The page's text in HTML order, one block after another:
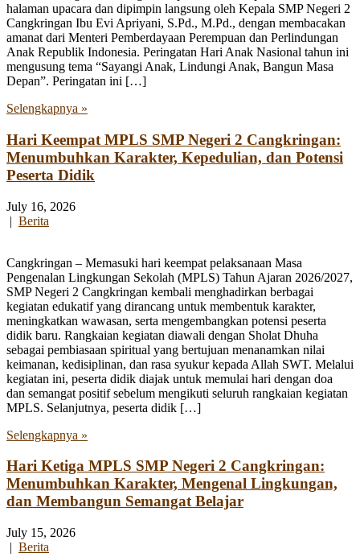
halaman upacara dan dipimpin langsung oleh Kepala SMP Negeri 2
Cangkringan Ibu Evi Apriyani, S.Pd., M.Pd., dengan membacakan
amanat dari Menteri Pemberdayaan Perempuan dan Perlindungan
Anak Republik Indonesia. Peringatan Hari Anak Nasional tahun ini
mengusung tema “Sayangi Anak, Lindungi Anak, Bangun Masa
Depan”. Peringatan ini […]
Selengkapnya »
Hari Keempat MPLS SMP Negeri 2 Cangkringan:
Menumbuhkan Karakter, Kepedulian, dan Potensi
Peserta Didik
July 16, 2026
| Berita
Cangkringan – Memasuki hari keempat pelaksanaan Masa
Pengenalan Lingkungan Sekolah (MPLS) Tahun Ajaran 2026/2027,
SMP Negeri 2 Cangkringan kembali menghadirkan berbagai
kegiatan edukatif yang dirancang untuk membentuk karakter,
meningkatkan wawasan, serta mengembangkan potensi peserta
didik baru. Rangkaian kegiatan diawali dengan Sholat Dhuha
sebagai pembiasaan spiritual yang bertujuan menanamkan nilai
keimanan, kedisiplinan, dan rasa syukur kepada Allah SWT. Melalui
kegiatan ini, peserta didik diajak untuk memulai hari dengan doa
dan semangat positif sebelum mengikuti seluruh rangkaian kegiatan
MPLS. Selanjutnya, peserta didik […]
Selengkapnya »
Hari Ketiga MPLS SMP Negeri 2 Cangkringan:
Menumbuhkan Karakter, Mengenal Lingkungan,
dan Membangun Semangat Belajar
July 15, 2026
| Berita